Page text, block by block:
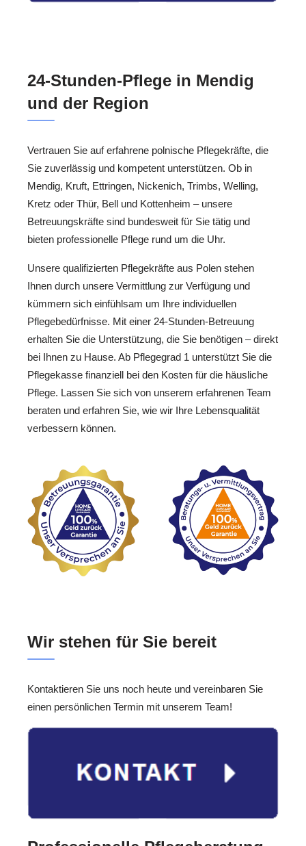
24-Stunden-Pflege in Mendig
und der Region
Vertrauen Sie auf erfahrene polnische Pflegekräfte, die
Sie zuverlässig und kompetent unterstützen. Ob in
Mendig, Kruft, Ettringen, Nickenich, Trimbs, Welling,
Kretz oder Thür, Bell und Kottenheim – unsere
Betreuungskräfte sind bundesweit für Sie tätig und
bieten professionelle Pflege rund um die Uhr.
Unsere qualifizierten Pflegekräfte aus Polen stehen
Ihnen durch unsere Vermittlung zur Verfügung und
kümmern sich einfühlsam um Ihre individuellen
Pflegebedürfnisse. Mit einer 24-Stunden-Betreuung
erhalten Sie die Unterstützung, die Sie benötigen – direkt
bei Ihnen zu Hause. Ab Pflegegrad 1 unterstützt Sie die
Pflegekasse finanziell bei den Kosten für die häusliche
Pflege. Lassen Sie sich von unserem erfahrenen Team
beraten und erfahren Sie, wie wir Ihre Lebensqualität
verbessern können.
Wir stehen für Sie bereit
Kontaktieren Sie uns noch heute und vereinbaren Sie
einen persönlichen Termin mit unserem Team!